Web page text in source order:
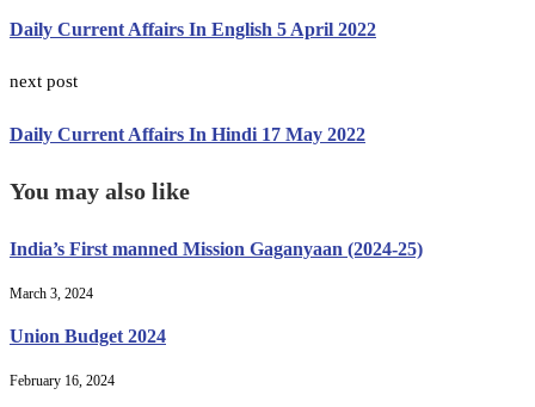
Daily Current Affairs In English 5 April 2022
next post
Daily Current Affairs In Hindi 17 May 2022
You may also like
India’s First manned Mission Gaganyaan (2024-25)
March 3, 2024
Union Budget 2024
February 16, 2024